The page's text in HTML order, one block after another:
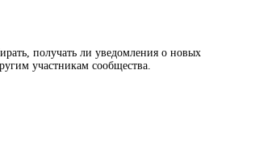
получать ли уведомления о новых
участникам сообщества.